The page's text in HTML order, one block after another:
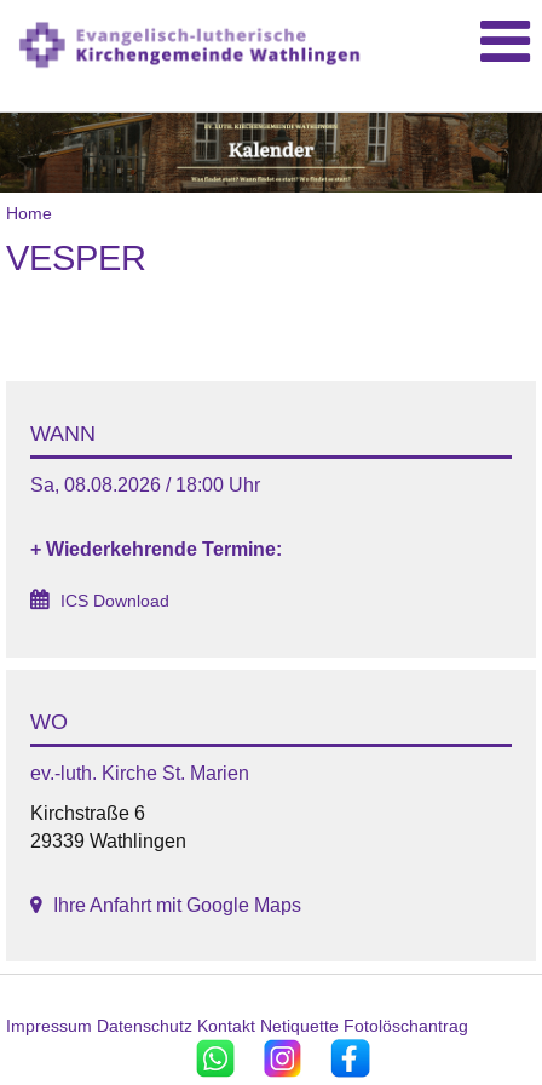
Home
VESPER
WANN
Sa, 08.08.2026 / 18:00 Uhr
+ Wiederkehrende Termine:
ICS Download
WO
ev.-luth. Kirche St. Marien
Kirchstraße 6
29339 Wathlingen
Ihre Anfahrt mit Google Maps
Impressum Datenschutz Kontakt Netiquette Fotolöschantrag